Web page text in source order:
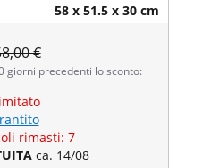
58 x 51.5 x 30 cm
€
giorni precedenti lo sconto:
rimasti: 7
ca. 14/08